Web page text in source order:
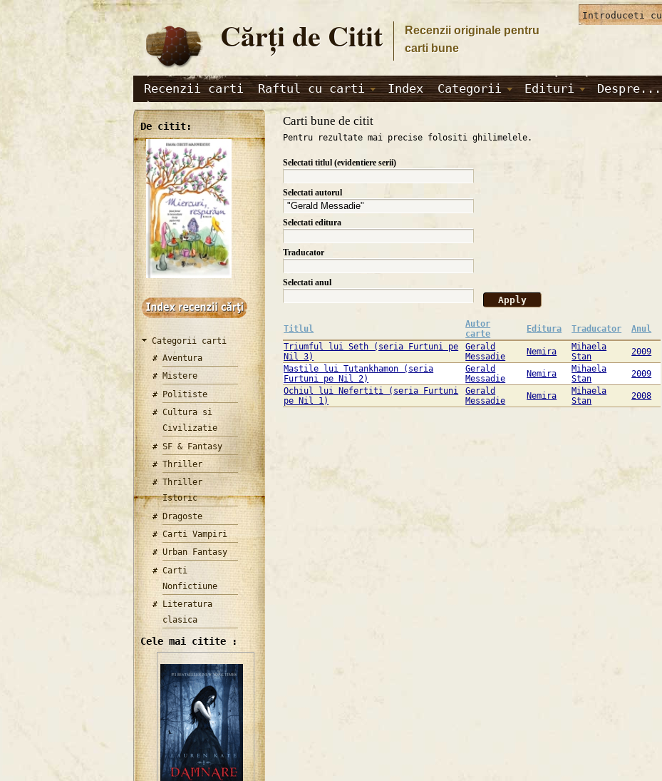
Cărţi de Citit
Recenzii originale pentru
carti bune
Recenzii carti Raftul cu carti Index Categorii Edituri Despre...
De citit:
Categorii carti
Aventura
Mistere
Politiste
Cultura si
Civilizatie
SF & Fantasy
Thriller
Thriller
Istoric
Dragoste
Carti Vampiri
Urban Fantasy
Carti
Nonfictiune
Literatura
clasica
Cele mai citite :
Carti bune de citit
Pentru rezultate mai precise folositi ghilimelele.
Selectati titlul (evidentiere serii)
Selectati autorul
Selectati editura
Traducator
Selectati anul
Titlul
Autor
carte
Editura Traducator
Anul
Triumful lui Seth (seria Furtuni pe
Nil 3)
Gerald
Messadie
Nemira
Mihaela
Stan
2009
Mastile lui Tutankhamon (seria
Furtuni pe Nil 2)
Gerald
Messadie
Nemira
Mihaela
Stan
2009
Ochiul lui Nefertiti (seria Furtuni
pe Nil 1)
Gerald
Messadie
Nemira
Mihaela
Stan
2008